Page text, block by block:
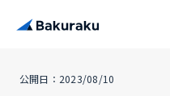
公開日：2023/08/10